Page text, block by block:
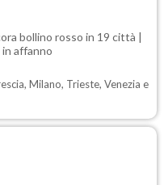
bollino rosso in 19 città |
affanno
Milano, Trieste, Venezia e